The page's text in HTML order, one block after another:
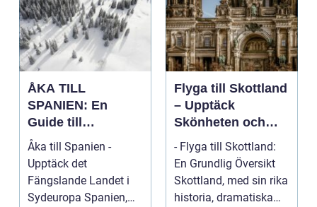
ÅKA TILL
SPANIEN: En
Guide till
Spännande
Resmål och
Resetyper
Åka till Spanien -
Upptäck det
Fängslande Landet i
Sydeuropa Spanien,
Flyga till Skottland
– Upptäck
Skönheten och
Charmen i Detta
Fascinerande
Land
- Flyga till Skottland:
En Grundlig Översikt
Skottland, med sin rika
historia, dramatiska